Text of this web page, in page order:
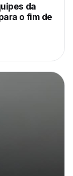
da
o fim de